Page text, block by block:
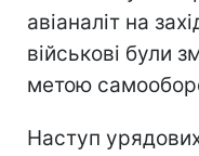
авіаналіт на
військові були
метою
Наступ